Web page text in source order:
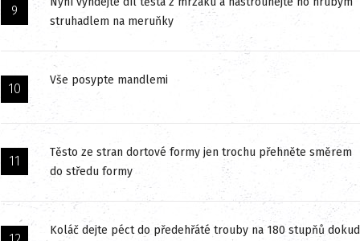
struhadlem na meruňky
Vše posypte mandlemi
Těsto ze stran dortové formy jen trochu přehněte směrem
do středu formy
Koláč dejte péct do předehřáté trouby na 180 stupňů dokud